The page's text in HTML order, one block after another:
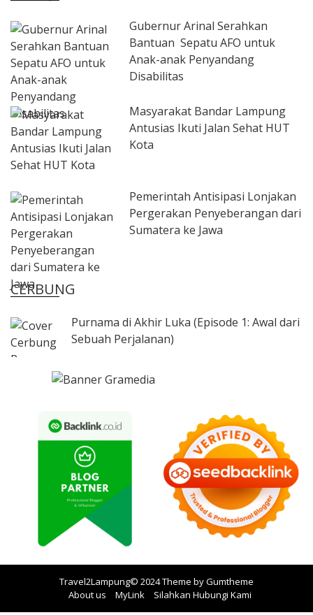
Gubernur Arinal Serahkan
Bantuan Sepatu AFO untuk
Anak-anak Penyandang
Disabilitas
Masyarakat Bandar Lampung
Antusias Ikuti Jalan Sehat HUT
Kota
Pemerintah Antisipasi Lonjakan
Pergerakan Penyeberangan dari
Sumatera ke Jawa
CERBUNG
Purnama di Akhir Luka (Episode 1: Awal dari
Sebuah Perjalanan)
Travel2Lampung© 2024 Theme byGumtheme
About us
MyLink Silahkan Hubungi Kami